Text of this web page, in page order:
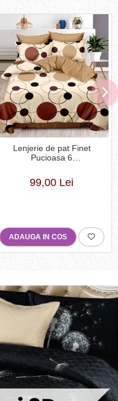
Lenjerie de pat Finet
Pucioasa 6
si buline-R369
99,00 Lei
ADAUGA IN COS